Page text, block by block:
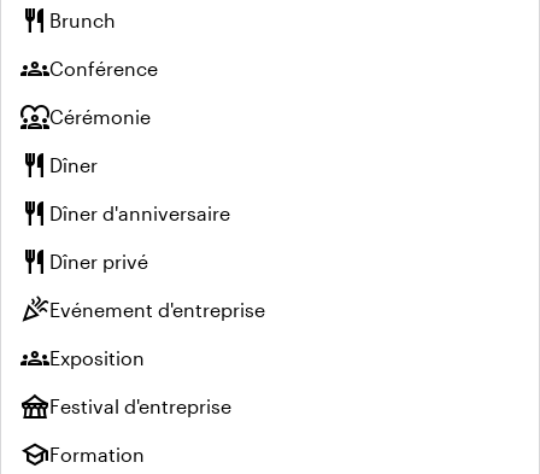
restaurant Brunch
groupsConférence
diversity_1Cérémonie
restaurant Dîner
restaurant Dîner d'anniversaire
restaurant Dîner privé
celebrationEvénement d'entreprise
groupsExposition
festivalFestival d'entreprise
schoolFormation